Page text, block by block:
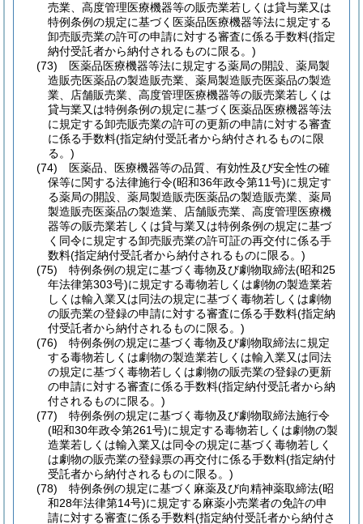
売業、高度管理医療機器等の販売業若しくは貸与業又は
特例条例の規定に基づく医薬品医療機器等法に規定する
卸売販売業の許可の申請に対する審査に係る手数料(指定
納付受託者から納付されるものに限る。)
(73)
医薬品医療機器等法に規定する薬局の開設、薬局製
造販売医薬品の製造販売業、薬局製造販売医薬品の製造
業、店舗販売業、高度管理医療機器等の販売業若しくは
貸与業又は特例条例の規定に基づく医薬品医療機器等法
に規定する卸売販売業の許可の更新の申請に対する審査
に係る手数料(指定納付受託者から納付されるものに限
る。)
(74)
医薬品、医療機器等の品質、有効性及び安全性の確
保等に関する法律施行令(昭和36年政令第11号)に規定す
る薬局の開設、薬局製造販売医薬品の製造販売業、薬局
製造販売医薬品の製造業、店舗販売業、高度管理医療機
器等の販売業若しくは貸与業又は特例条例の規定に基づ
く同令に規定する卸売販売業の許可証の再交付に係る手
数料(指定納付受託者から納付されるものに限る。)
(75)
特例条例の規定に基づく毒物及び劇物取締法(昭和25
年法律第303号)に規定する毒物若しくは劇物の製造業若
しくは輸入業又は同法の規定に基づく毒物若しくは劇物
の販売業の登録の申請に対する審査に係る手数料(指定納
付受託者から納付されるものに限る。)
(76)
特例条例の規定に基づく毒物及び劇物取締法に規定
する毒物若しくは劇物の製造業若しくは輸入業又は同法
の規定に基づく毒物若しくは劇物の販売業の登録の更新
の申請に対する審査に係る手数料(指定納付受託者から納
付されるものに限る。)
(77)
特例条例の規定に基づく毒物及び劇物取締法施行令
(昭和30年政令第261号)に規定する毒物若しくは劇物の製
造業若しくは輸入業又は同令の規定に基づく毒物若しく
は劇物の販売業の登録票の再交付に係る手数料(指定納付
受託者から納付されるものに限る。)
(78)
特例条例の規定に基づく麻薬及び向精神薬取締法(昭
和28年法律第14号)に規定する麻薬小売業者の免許の申
請に対する審査に係る手数料(指定納付受託者から納付さ